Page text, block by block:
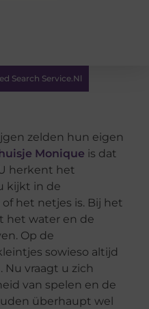
Search Service.nl
zelden hun eigen
Monique is dat
herkent het
kijkt in de
het netjes is. Bij het
het water en de
Op de
sowieso altijd
vraagt u zich
van spelen en de
überhaupt wel